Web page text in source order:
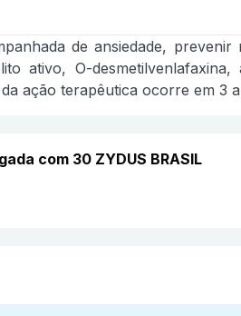
de ansiedade,
ativo, O-desmetilvenlafaxina,
ação terapêutica ocorre em 3
com 30 ZYDUS BRASIL